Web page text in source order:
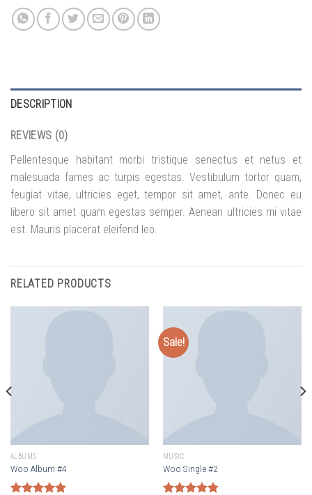
DESCRIPTION
REVIEWS (0)
Pellentesque habitant morbi tristique senectus et netus et
malesuada fames ac turpis egestas. Vestibulum tortor quam,
feugiat vitae, ultricies eget, tempor sit amet, ante. Donec eu
libero sit amet quam egestas semper. Aenean ultricies mi vitae
est. Mauris placerat eleifend leo.
RELATED PRODUCTS
ALBUMS
Woo Album #4
Sale!
MUSIC
Woo Single #2